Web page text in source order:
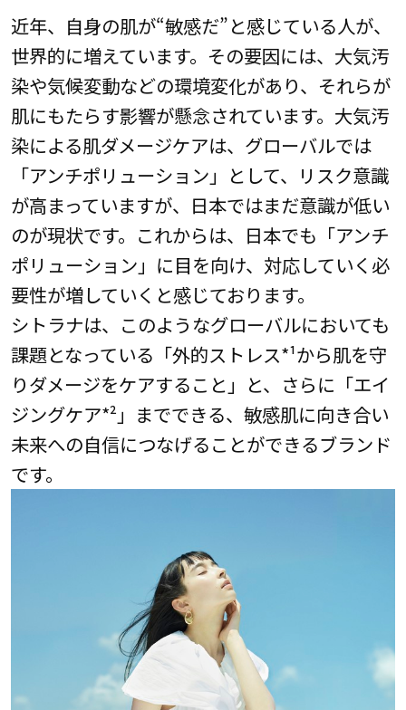
近年、自身の肌が“敏感だ”と感じている人が、
世界的に増えています。その要因には、大気汚
染や気候変動などの環境変化があり、それらが
肌にもたらす影響が懸念されています。大気汚
染による肌ダメージケアは、グローバルでは
「アンチポリューション」として、リスク意識
が高まっていますが、日本ではまだ意識が低い
のが現状です。これからは、日本でも「アンチ
ポリューション」に目を向け、対応していく必
要性が増していくと感じております。
シトラナは、このようなグローバルにおいても
課題となっている「外的ストレス*¹から肌を守
りダメージをケアすること」と、さらに「エイ
ジングケア*²」までできる、敏感肌に向き合い
未来への自信につなげることができるブランド
です。